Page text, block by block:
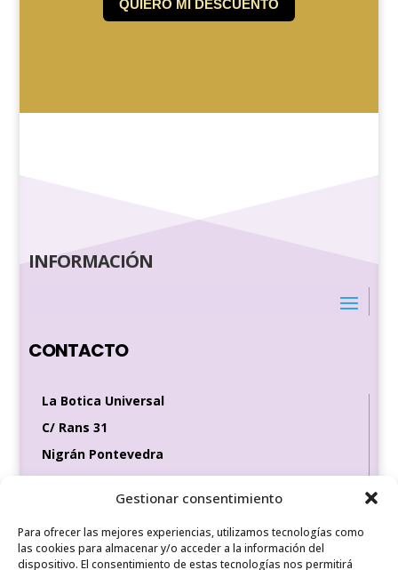
Gestionar consentimiento
Para ofrecer las mejores experiencias, utilizamos tecnologías como
las cookies para almacenar y/o acceder a la información del
dispositivo. El consentimiento de estas tecnologías nos permitirá
INFORMACIÓN
CONTACTO
La Botica Universal
C/ Rans 31
Nigrán Pontevedra
36370
Tel de contacto
649 35 56 83